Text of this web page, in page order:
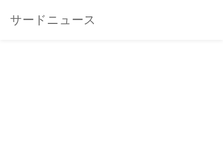
サードニュース